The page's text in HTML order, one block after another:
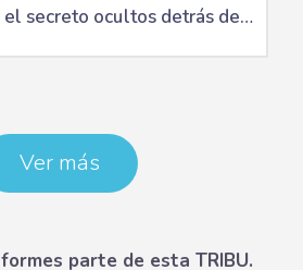
Microbiota sana: el secreto ocultos detrás de tus defensas y tu estado de ánimo
Ver más
parte de esta TRIBU.